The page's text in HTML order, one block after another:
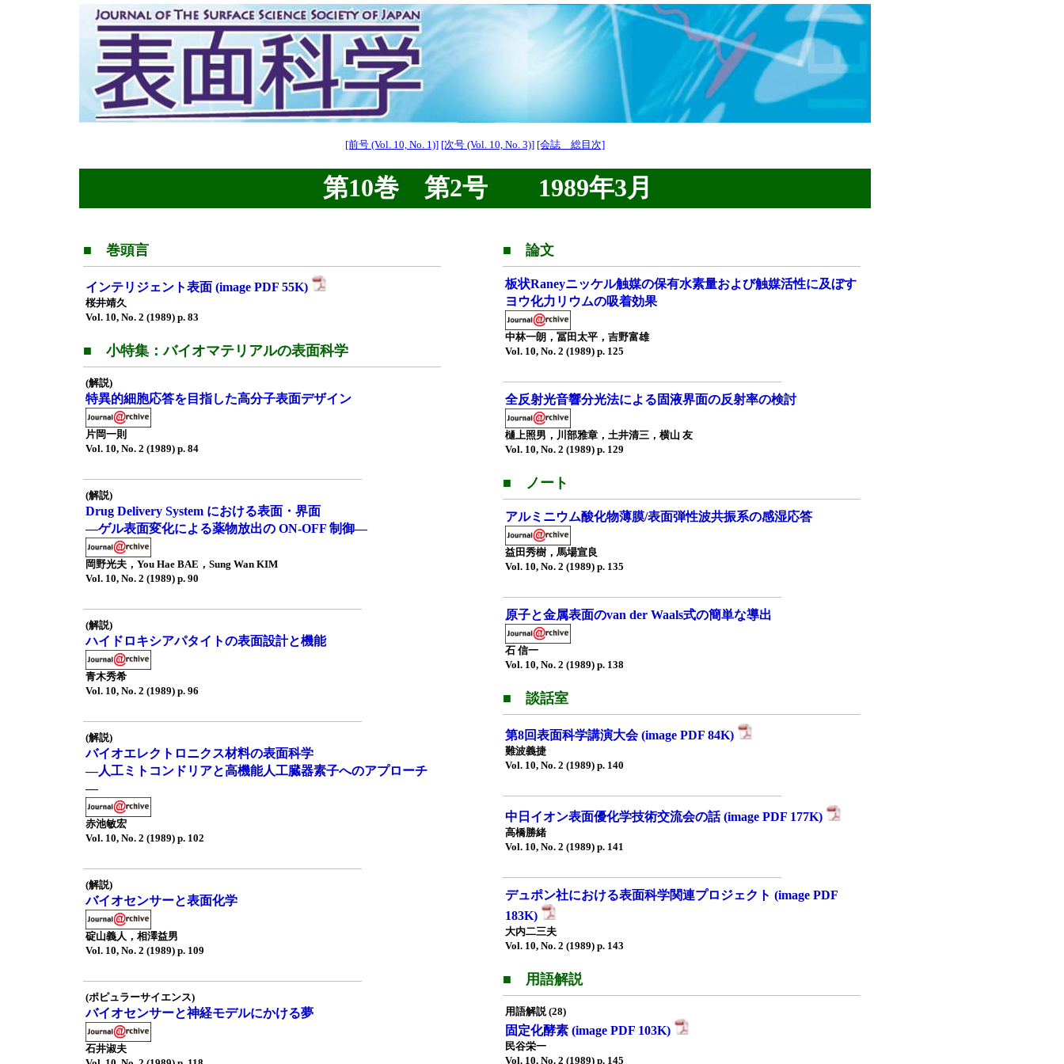
[前号 (Vol. 10, No. 1)] [次号 (Vol. 10, No. 3)] [会誌 総目次]
第10巻 第2号 1989年3月
■ 巻頭言
インテリジェント表面 (image PDF 55K)
桜井靖久
Vol. 10, No. 2 (1989) p. 83
■ 小特集：バイオマテリアルの表面科学
(解説)
特異的細胞応答を目指した高分子表面デザイン
片岡一則
Vol. 10, No. 2 (1989) p. 84
(解説)
Drug Delivery System における表面・界面
—ゲル表面変化による薬物放出の ON-OFF 制御—
岡野光夫，You Hae BAE，Sung Wan KIM
Vol. 10, No. 2 (1989) p. 90
(解説)
ハイドロキシアパタイトの表面設計と機能
青木秀希
Vol. 10, No. 2 (1989) p. 96
(解説)
バイオエレクトロニクス材料の表面科学
—人工ミトコンドリアと高機能人工臓器素子へのアプローチ
—
赤池敏宏
Vol. 10, No. 2 (1989) p. 102
(解説)
バイオセンサーと表面化学
碇山義人，相澤益男
Vol. 10, No. 2 (1989) p. 109
(ポピュラーサイエンス)
バイオセンサーと神経モデルにかける夢
石井淑夫
■ 論文
板状Raneyニッケル触媒の保有水素量および触媒活性に及ぼす
ヨウ化力リウムの吸着効果
中林一朗，冨田太平，吉野富雄
Vol. 10, No. 2 (1989) p. 125
全反射光音響分光法による固液界面の反射率の検討
樋上照男，川部雅章，土井清三，横山 友
Vol. 10, No. 2 (1989) p. 129
■ ノート
アルミニウム酸化物薄膜/表面弾性波共振系の感湿応答
益田秀樹，馬場宣良
Vol. 10, No. 2 (1989) p. 135
原子と金属表面のvan der Waals式の簡単な導出
石 信一
Vol. 10, No. 2 (1989) p. 138
■ 談話室
第8回表面科学講演大会 (image PDF 84K)
難波義捷
Vol. 10, No. 2 (1989) p. 140
中日イオン表面優化学技術交流会の話 (image PDF 177K)
高橋勝緒
Vol. 10, No. 2 (1989) p. 141
デュポン社における表面科学関連プロジェクト (image PDF
183K)
大内二三夫
Vol. 10, No. 2 (1989) p. 143
■ 用語解説
用語解説 (28)
固定化酵素 (image PDF 103K)
民谷栄一
Vol. 10, No. 2 (1989) p. 145